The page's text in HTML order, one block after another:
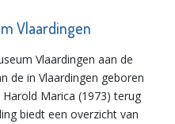
Vlaardingen
Vlaardingen aan de
de in Vlaardingen geboren
Marica (1973) terug
biedt een overzicht van